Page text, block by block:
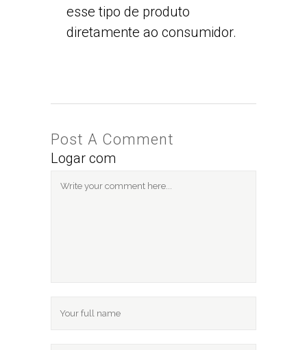
esse tipo de produto
diretamente ao consumidor.
Post A Comment
Logar com